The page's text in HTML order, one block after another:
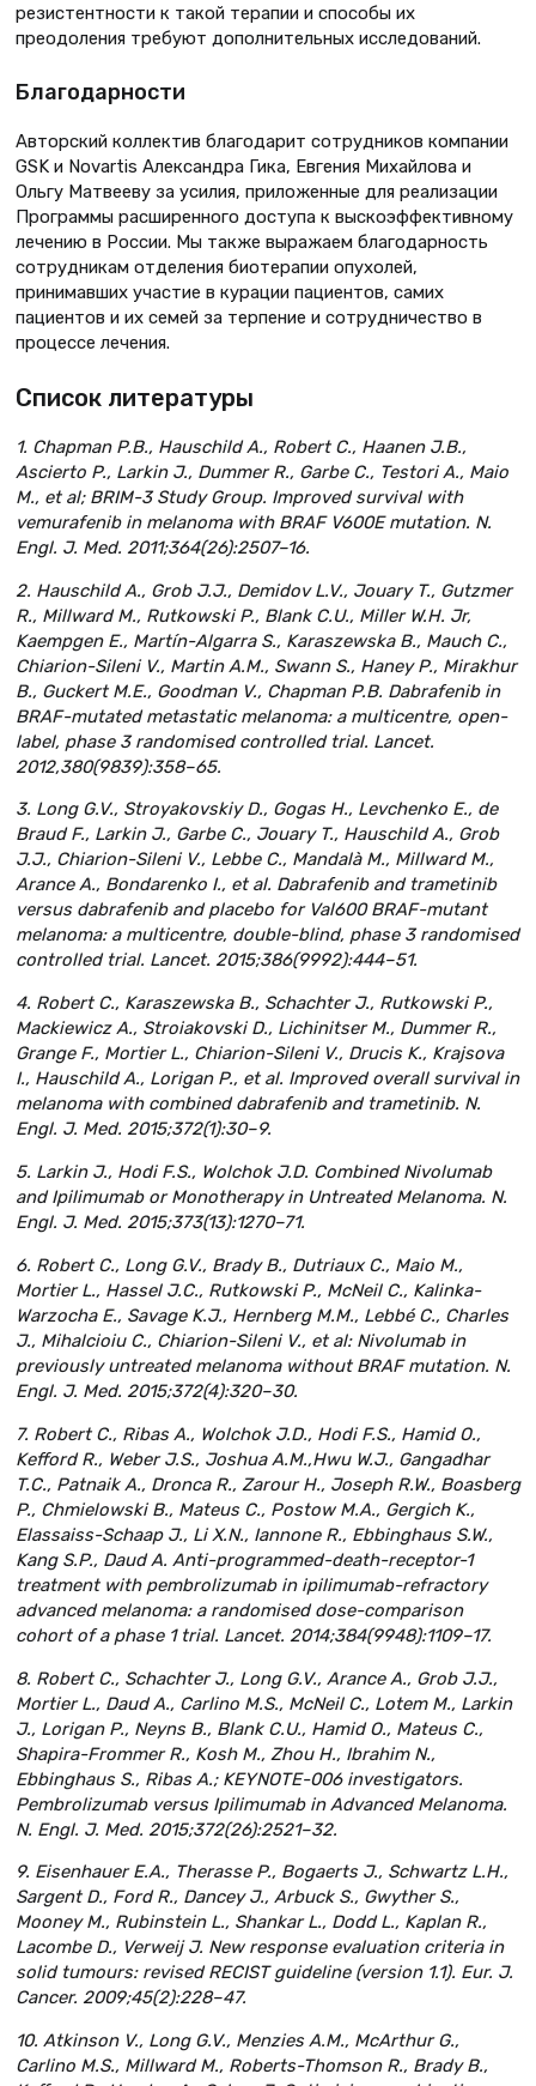
резистентности к такой терапии и способы их
преодоления требуют дополнительных исследований.
Благодарности
Авторский коллектив благодарит сотрудников компании
GSK и Novartis Александра Гика, Евгения Михайлова и
Ольгу Матвееву за усилия, приложенные для реализации
Программы расширенного доступа к выскоэффективному
лечению в России. Мы также выражаем благодарность
сотрудникам отделения биотерапии опухолей,
принимавших участие в курации пациентов, самих
пациентов и их семей за терпение и сотрудничество в
процессе лечения.
Список литературы
1. Chapman P.B., Hauschild A., Robert C., Haanen J.B.,
Ascierto P., Larkin J., Dummer R., Garbe C., Testori A., Maio
M., et al; BRIM-3 Study Group. Improved survival with
vemurafenib in melanoma with BRAF V600E mutation. N.
Engl. J. Med. 2011;364(26):2507–16.
2. Hauschild A., Grob J.J., Demidov L.V., Jouary T., Gutzmer
R., Millward M., Rutkowski P., Blank C.U., Miller W.H. Jr,
Kaempgen E., Martín-Algarra S., Karaszewska B., Mauch C.,
Chiarion-Sileni V., Martin A.M., Swann S., Haney P., Mirakhur
B., Guckert M.E., Goodman V., Chapman P.B. Dabrafenib in
BRAF-mutated metastatic melanoma: a multicentre, open-
label, phase 3 randomised controlled trial. Lancet.
2012,380(9839):358–65.
3. Long G.V., Stroyakovskiy D., Gogas H., Levchenko E., de
Braud F., Larkin J., Garbe C., Jouary T., Hauschild A., Grob
J.J., Chiarion-Sileni V., Lebbe C., Mandalà M., Millward M.,
Arance A., Bondarenko I., et al. Dabrafenib and trametinib
versus dabrafenib and placebo for Val600 BRAF-mutant
melanoma: a multicentre, double-blind, phase 3 randomised
controlled trial. Lancet. 2015;386(9992):444–51.
4. Robert C., Karaszewska B., Schachter J., Rutkowski P.,
Mackiewicz A., Stroiakovski D., Lichinitser M., Dummer R.,
Grange F., Mortier L., Chiarion-Sileni V., Drucis K., Krajsova
I., Hauschild A., Lorigan P., et al. Improved overall survival in
melanoma with combined dabrafenib and trametinib. N.
Engl. J. Med. 2015;372(1):30–9.
5. Larkin J., Hodi F.S., Wolchok J.D. Combined Nivolumab
and Ipilimumab or Monotherapy in Untreated Melanoma. N.
Engl. J. Med. 2015;373(13):1270–71.
6. Robert C., Long G.V., Brady B., Dutriaux C., Maio M.,
Mortier L., Hassel J.C., Rutkowski P., McNeil C., Kalinka-
Warzocha E., Savage K.J., Hernberg M.M., Lebbé C., Charles
J., Mihalcioiu C., Chiarion-Sileni V., et al: Nivolumab in
previously untreated melanoma without BRAF mutation. N.
Engl. J. Med. 2015;372(4):320–30.
7. Robert C., Ribas A., Wolchok J.D., Hodi F.S., Hamid O.,
Kefford R., Weber J.S., Joshua A.M.,Hwu W.J., Gangadhar
T.C., Patnaik A., Dronca R., Zarour H., Joseph R.W., Boasberg
P., Chmielowski B., Mateus C., Postow M.A., Gergich K.,
Elassaiss-Schaap J., Li X.N., Iannone R., Ebbinghaus S.W.,
Kang S.P., Daud A. Anti-programmed-death-receptor-1
treatment with pembrolizumab in ipilimumab-refractory
advanced melanoma: a randomised dose-comparison
cohort of a phase 1 trial. Lancet. 2014;384(9948):1109–17.
8. Robert C., Schachter J., Long G.V., Arance A., Grob J.J.,
Mortier L., Daud A., Carlino M.S., McNeil C., Lotem M., Larkin
J., Lorigan P., Neyns B., Blank C.U., Hamid O., Mateus C.,
Shapira-Frommer R., Kosh M., Zhou H., Ibrahim N.,
Ebbinghaus S., Ribas A.; KEYNOTE-006 investigators.
Pembrolizumab versus Ipilimumab in Advanced Melanoma.
N. Engl. J. Med. 2015;372(26):2521–32.
9. Eisenhauer E.A., Therasse P., Bogaerts J., Schwartz L.H.,
Sargent D., Ford R., Dancey J., Arbuck S., Gwyther S.,
Mooney M., Rubinstein L., Shankar L., Dodd L., Kaplan R.,
Lacombe D., Verweij J. New response evaluation criteria in
solid tumours: revised RECIST guideline (version 1.1). Eur. J.
Cancer. 2009;45(2):228–47.
10. Atkinson V., Long G.V., Menzies A.M., McArthur G.,
Carlino M.S., Millward M., Roberts-Thomson R., Brady B.,